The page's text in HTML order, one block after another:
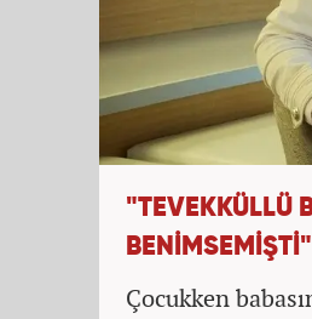
"TEVEKKÜLLÜ
BENİMSEMİŞTİ"
Çocukken